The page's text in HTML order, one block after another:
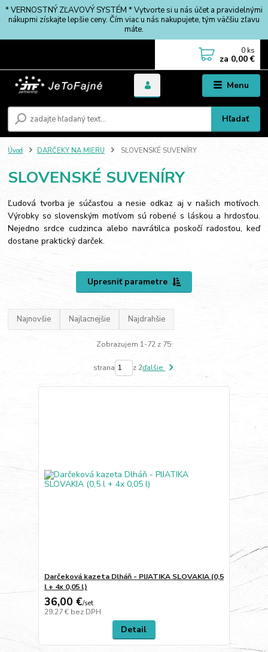
* VERNOSTNÝ ZĽAVOVÝ SYSTÉM * Vytvorte si u nás účet a pravidelnými
nákupmi získajte lepšie ceny. Čím viac u nás nakupujete, tým väčšiu zľavu
máte.
Menu
Hľadať
0 ks
za 0,00 €
Úvod DARČEKY NA MIERU SLOVENSKÉ SUVENÍRY
SLOVENSKÉ SUVENÍRY
Ľudová tvorba je súčasťou a nesie odkaz aj v našich motívoch.
Výrobky so slovenským motívom sú robené s láskou a hrdosťou.
Nejedno srdce cudzinca alebo navrátilca poskočí radosťou, keď
dostane praktický darček.
Upresniť parametre
Najnovšie Najlacnejšie Najdrahšie
Zobrazujem 1-72 z 75
strana z 2ďalšie
Darčeková kazeta Dlháň - PIJATIKA SLOVAKIA (0,5
l + 4x 0,05 l)
36,00 €/set
29,27 € bez DPH
Detail